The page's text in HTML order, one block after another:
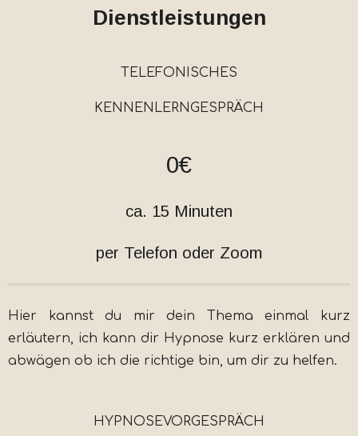
Dienstleistungen
TELEFONISCHES
KENNENLERNGESPRÄCH
0€
ca. 15 Minuten
per Telefon oder Zoom
Hier kannst du mir dein Thema einmal kurz
erläutern, ich kann dir Hypnose kurz erklären und
abwägen ob ich die richtige bin, um dir zu helfen.
HYPNOSEVORGESPRÄCH